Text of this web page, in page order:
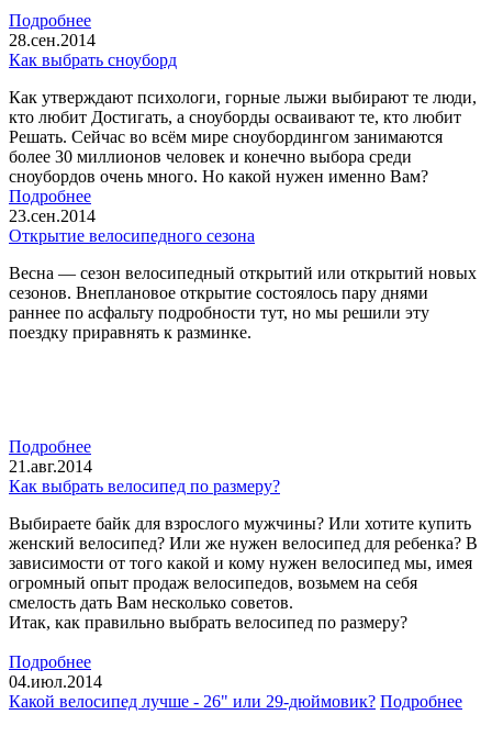
Подробнее
28.сен.2014
Как выбрать сноуборд
Как утверждают психологи, горные лыжи выбирают те люди,
кто любит Достигать, а сноуборды осваивают те, кто любит
Решать. Сейчас во всём мире сноубордингом занимаются
более 30 миллионов человек и конечно выбора среди
сноубордов очень много. Но какой нужен именно Вам?
Подробнее
23.сен.2014
Открытие велосипедного сезона
Весна — сезон велосипедный открытий или открытий новых
сезонов. Внеплановое открытие состоялось пару днями
раннее по асфальту подробности тут, но мы решили эту
поездку приравнять к разминке.
Подробнее
21.авг.2014
Как выбрать велосипед по размеру?
Выбираете байк для взрослого мужчины? Или хотите купить
женский велосипед? Или же нужен велосипед для ребенка? В
зависимости от того какой и кому нужен велосипед мы, имея
огромный опыт продаж велосипедов, возьмем на себя
смелость дать Вам несколько советов.
Итак, как правильно выбрать велосипед по размеру?
Подробнее
04.июл.2014
Какой велосипед лучше - 26" или 29-дюймовик? Подробнее